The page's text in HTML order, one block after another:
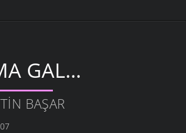
GAL…
BAŞAR